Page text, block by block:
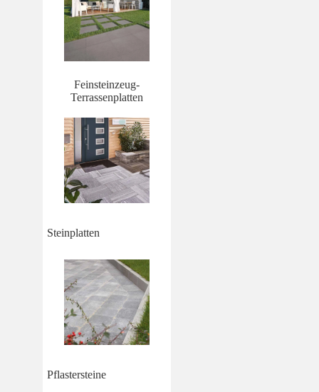
Feinsteinzeug-
Terrassenplatten
Steinplatten
Pflastersteine